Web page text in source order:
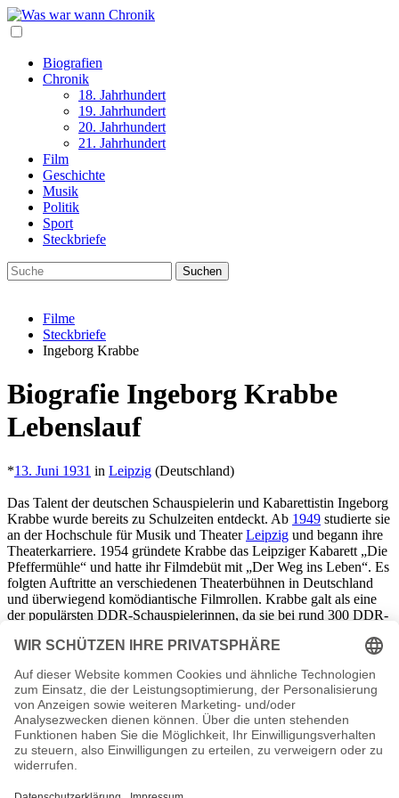
Biografien
Chronik
18. Jahrhundert
19. Jahrhundert
20. Jahrhundert
21. Jahrhundert
Film
Geschichte
Musik
Politik
Sport
Steckbriefe
Filme
Steckbriefe
Ingeborg Krabbe
Biografie Ingeborg Krabbe
Lebenslauf
*13. Juni 1931 in Leipzig (Deutschland)
Das Talent der deutschen Schauspielerin und Kabarettistin Ingeborg
Krabbe wurde bereits zu Schulzeiten entdeckt. Ab 1949 studierte sie
an der Hochschule für Musik und TheaterLeipzig und begann ihre
Theaterkarriere. 1954 gründete Krabbe das Leipziger Kabarett „Die
Pfeffermühle“ und hatte ihr Filmdebüt mit „Der Weg ins Leben“. Es
folgten Auftritte an verschiedenen Theaterbühnen in Deutschland
und überwiegend komödiantische Filmrollen. Krabbe galt als eine
der populärsten DDR-Schauspielerinnen, da sie bei rund 300 DDR-
TV-Serien wie „SOKO Stuttgart“, „Pfarrer Braun“ und „In aller
Krabbe lebte zuletzt in Berlin in zweiter Ehe. Sie hatte zwei Töchter
aus erster Ehe. Am17. März 2017verstarb sie im Alter von 85
Jahren an einem Krebsleiden.
Ingeborg Krabbe Seiten, Kurzbio, Familie, verheiratet,